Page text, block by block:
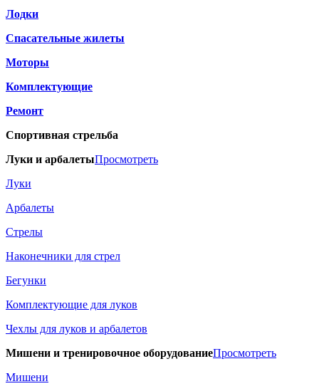
Лодки
Спасательные жилеты
Моторы
Комплектующие
Ремонт
Спортивная стрельба
Луки и арбалетыПросмотреть
Луки
Арбалеты
Стрелы
Наконечники для стрел
Бегунки
Комплектующие для луков
Чехлы для луков и арбалетов
Мишени и тренировочное оборудованиеПросмотреть
Мишени